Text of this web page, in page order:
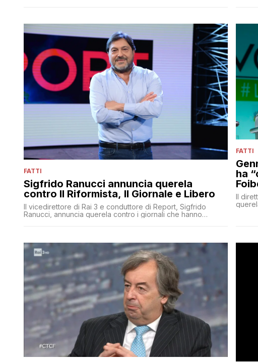
FATTI
Sigfrido Ranucci annuncia querela
contro Il Riformista, Il Giornale e Libero
Il vicedirettore di Rai 3 e conduttore di Report, Sigfrido
Ranucci, annuncia querela contro i giornali che hanno
FATTI
ha
Il